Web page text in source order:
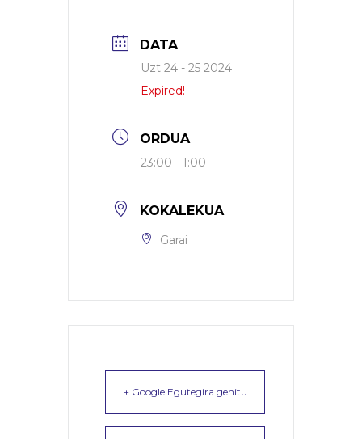
DATA
Uzt 24 - 25 2024
Expired!
ORDUA
23:00 - 1:00
KOKALEKUA
Garai
+ Google Egutegira gehitu